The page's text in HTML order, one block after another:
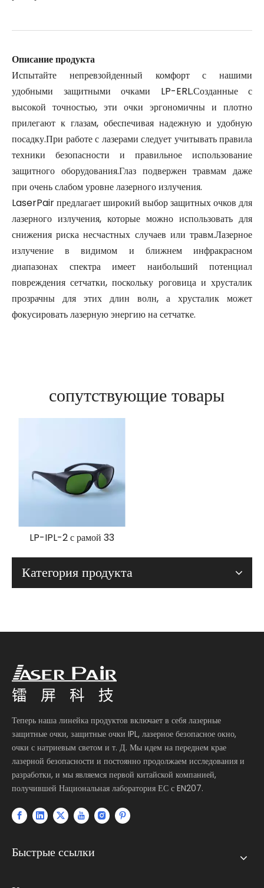
Описание продукта
Испытайте непревзойденный комфорт с нашими
удобными защитными очками LP-ERL.Созданные с
высокой точностью, эти очки эргономичны и плотно
прилегают к глазам, обеспечивая надежную и удобную
посадку.При работе с лазерами следует учитывать правила
техники безопасности и правильное использование
защитного оборудования.Глаз подвержен травмам даже
при очень слабом уровне лазерного излучения.
LaserPair предлагает широкий выбор защитных очков для
лазерного излучения, которые можно использовать для
снижения риска несчастных случаев или травм.Лазерное
излучение в видимом и ближнем инфракрасном
диапазонах спектра имеет наибольший потенциал
повреждения сетчатки, поскольку роговица и хрусталик
прозрачны для этих длин волн, а хрусталик может
фокусировать лазерную энергию на сетчатке.
сопутствующие товары
LP-IPL-2 с рамой 33
Категория продукта
Теперь наша линейка продуктов включает в себя лазерные
защитные очки, защитные очки IPL, лазерное безопасное окно,
очки с натриевым светом и т. Д. Мы идем на переднем крае
лазерной безопасности и постоянно продолжаем исследования и
разработки, и мы являемся первой китайской компанией,
получившей Национальная лаборатория ЕС с EN207.
Быстрые ссылки